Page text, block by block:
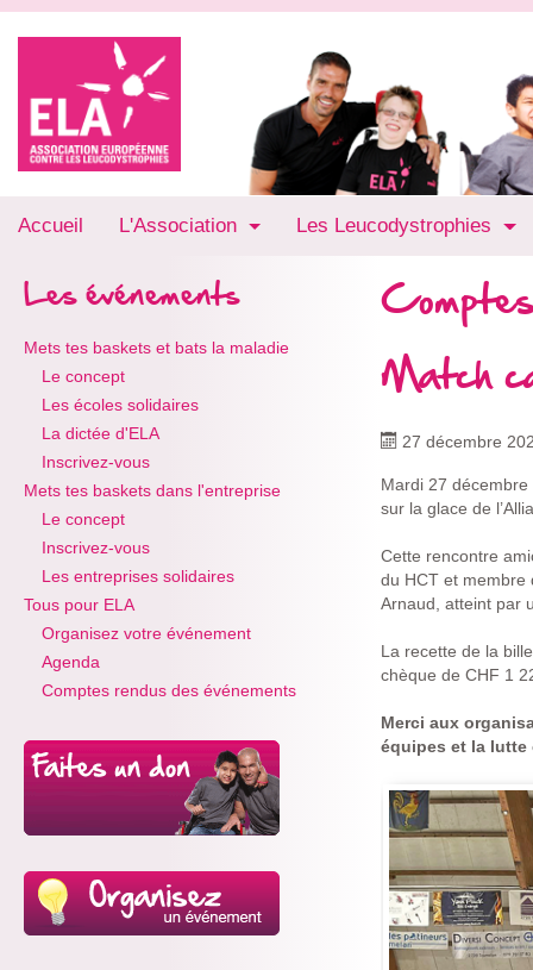
Accueil L'Association Les Leucodystrophies
Les événements
Mets tes baskets et bats la maladie
Le concept
Les écoles solidaires
La dictée d'ELA
Inscrivez-vous
Mets tes baskets dans l'entreprise
Le concept
Inscrivez-vous
Les entreprises solidaires
Tous pour ELA
Organisez votre événement
Agenda
Comptes rendus des événements
Match
27 décembre
Mardi 27
sur la glace de
Cette rencontre
du HCT et membre
Arnaud, atteint par
La recette de la
chèque de CHF 1
Merci aux
équipes et la